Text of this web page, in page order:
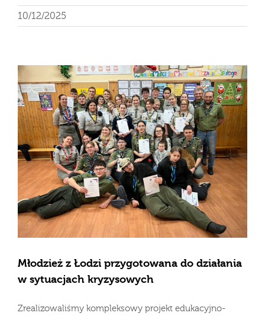
10/12/2025
Młodzież z Łodzi przygotowana do działania
w sytuacjach kryzysowych
Zrealizowaliśmy kompleksowy projekt edukacyjno-